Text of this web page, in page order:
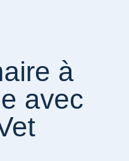
à
avec